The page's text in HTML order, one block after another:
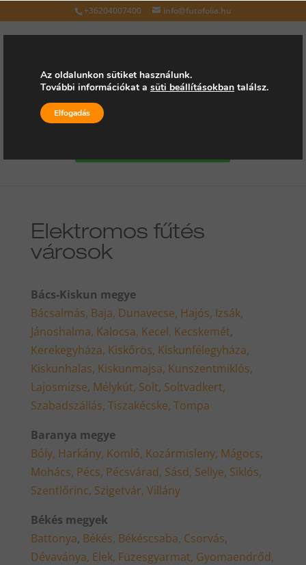
+36204007400 info@futofolia.hu
Válasszon oldalt
Elektromos fűtés
városok
Bács-Kiskun megye
Bácsalmás, Baja, Dunavecse, Hajós, Izsák,
Jánoshalma, Kalocsa, Kecel, Kecskemét,
Kerekegyháza, Kiskőrös, Kiskunfélegyháza,
Kiskunhalas, Kiskunmajsa, Kunszentmiklós,
Lajosmizse, Mélykút, Solt, Soltvadkert,
Szabadszállás, Tiszakécske, Tompa
Baranya megye
Bóly, Harkány, Komló, Kozármisleny, Mágocs,
Mohács, Pécs, Pécsvárad, Sásd, Sellye, Siklós,
Szentlőrinc, Szigetvár, Villány
Békés megyek
Battonya, Békés, Békéscsaba, Csorvás,
Dévaványa, Elek, Füzesgyarmat, Gyomaendrőd,
Az oldalunkon sütiket használunk.
További információkat a süti beállításokban találsz.
Elfogadás